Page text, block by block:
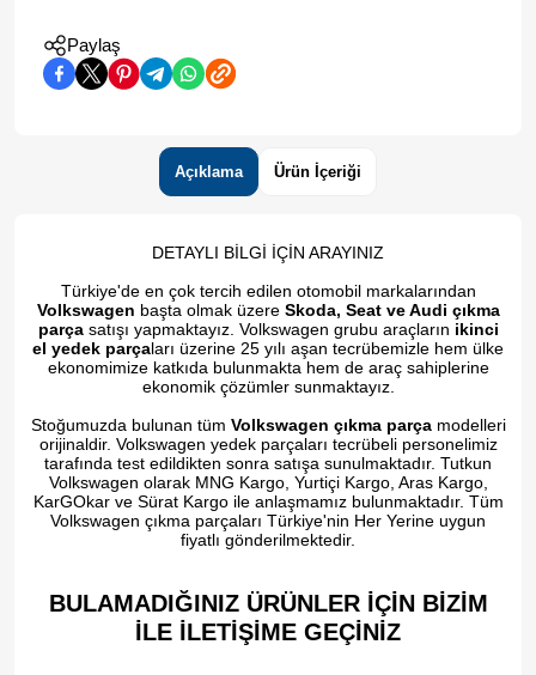
Paylaş
Açıklama Ürün İçeriği
DETAYLI BİLGİ İÇİN ARAYINIZ
Türkiye'de en çok tercih edilen otomobil markalarından
Volkswagen başta olmak üzere Skoda, Seat ve Audi çıkma
parçasatışı yapmaktayız. Volkswagen grubu araçların ikinci
el yedek parçaları üzerine 25 yılı aşan tecrübemizle hem ülke
ekonomimize katkıda bulunmakta hem de araç sahiplerine
ekonomik çözümler sunmaktayız.
Stoğumuzda bulunan tüm Volkswagen çıkma parçamodelleri
orijinaldir. Volkswagen yedek parçaları tecrübeli personelimiz
tarafında test edildikten sonra satışa sunulmaktadır. Tutkun
Volkswagen olarak MNG Kargo, Yurtiçi Kargo, Aras Kargo,
KarGOkar ve Sürat Kargo ile anlaşmamız bulunmaktadır. Tüm
Volkswagen çıkma parçaları Türkiye'nin Her Yerine uygun
fiyatlı gönderilmektedir.
BULAMADIĞINIZ ÜRÜNLER İÇİN BİZİM
İLE İLETİŞİME GEÇİNİZ​